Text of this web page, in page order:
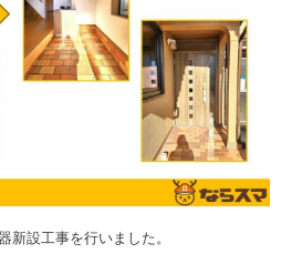
新設工事を行いました。